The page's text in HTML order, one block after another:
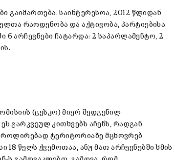
გაიმართება. საინტერესოა, 2012 წლიდან
რაოდენობა და აქტივობა, პარტიებისა
6 არჩევნები ჩატარდა: 2 საპარლამენტო, 2
(ცესკო) მიერ შედგენილ
გარკვეულ კითხვებს აჩენს, რადგან
ტერიტორიაზე მცხოვრებ
წელს ქვემოთაა, ანუ მათ არჩევნებში ხმის